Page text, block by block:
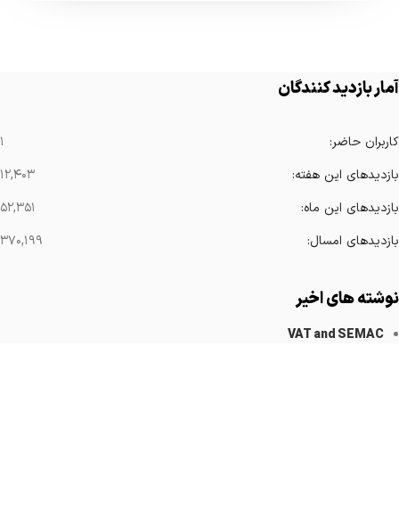
آمار بازدید کنندگان
کاربران حاضر:
۱
بازدیدهای این هفته:
۱۲,۴۰۳
بازدیدهای این ماه:
۵۲,۳۵۱
بازدیدهای امسال:
۳۷۰,۱۹۹
نوشته های اخیر
VAT and SEMAC